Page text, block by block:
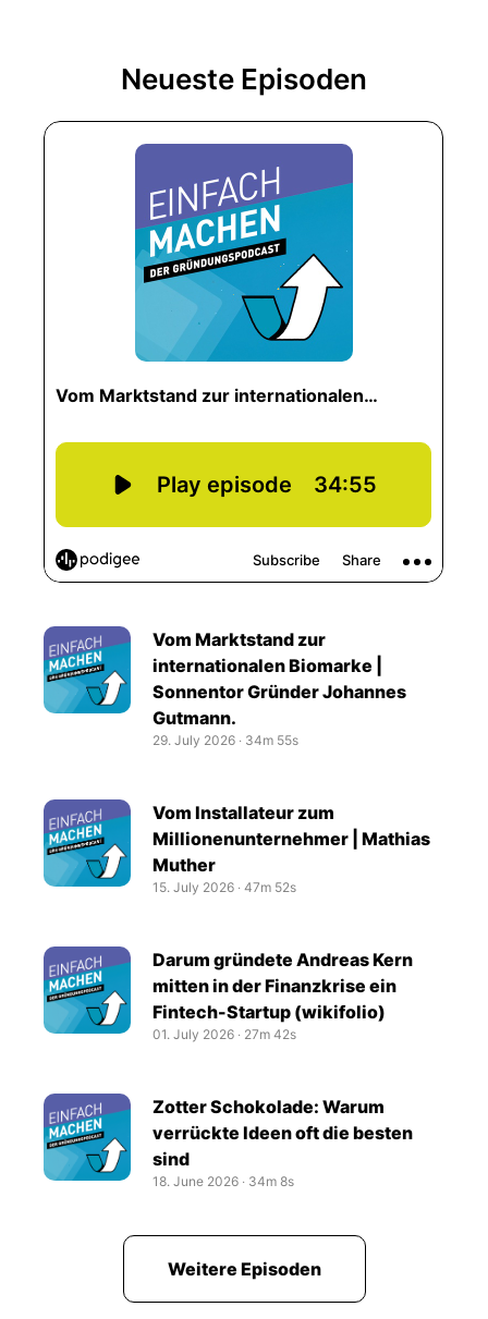
Neueste Episoden
Vom Marktstand zur
internationalen Biomarke |
Sonnentor Gründer Johannes
Gutmann.
29. July 2026 ‧ 34m 55s
Vom Installateur zum
Millionenunternehmer | Mathias
Muther
15. July 2026 ‧ 47m 52s
Darum gründete Andreas Kern
mitten in der Finanzkrise ein
Fintech-Startup (wikifolio)
01. July 2026 ‧ 27m 42s
Zotter Schokolade: Warum
verrückte Ideen oft die besten
sind
18. June 2026 ‧ 34m 8s
Weitere Episoden